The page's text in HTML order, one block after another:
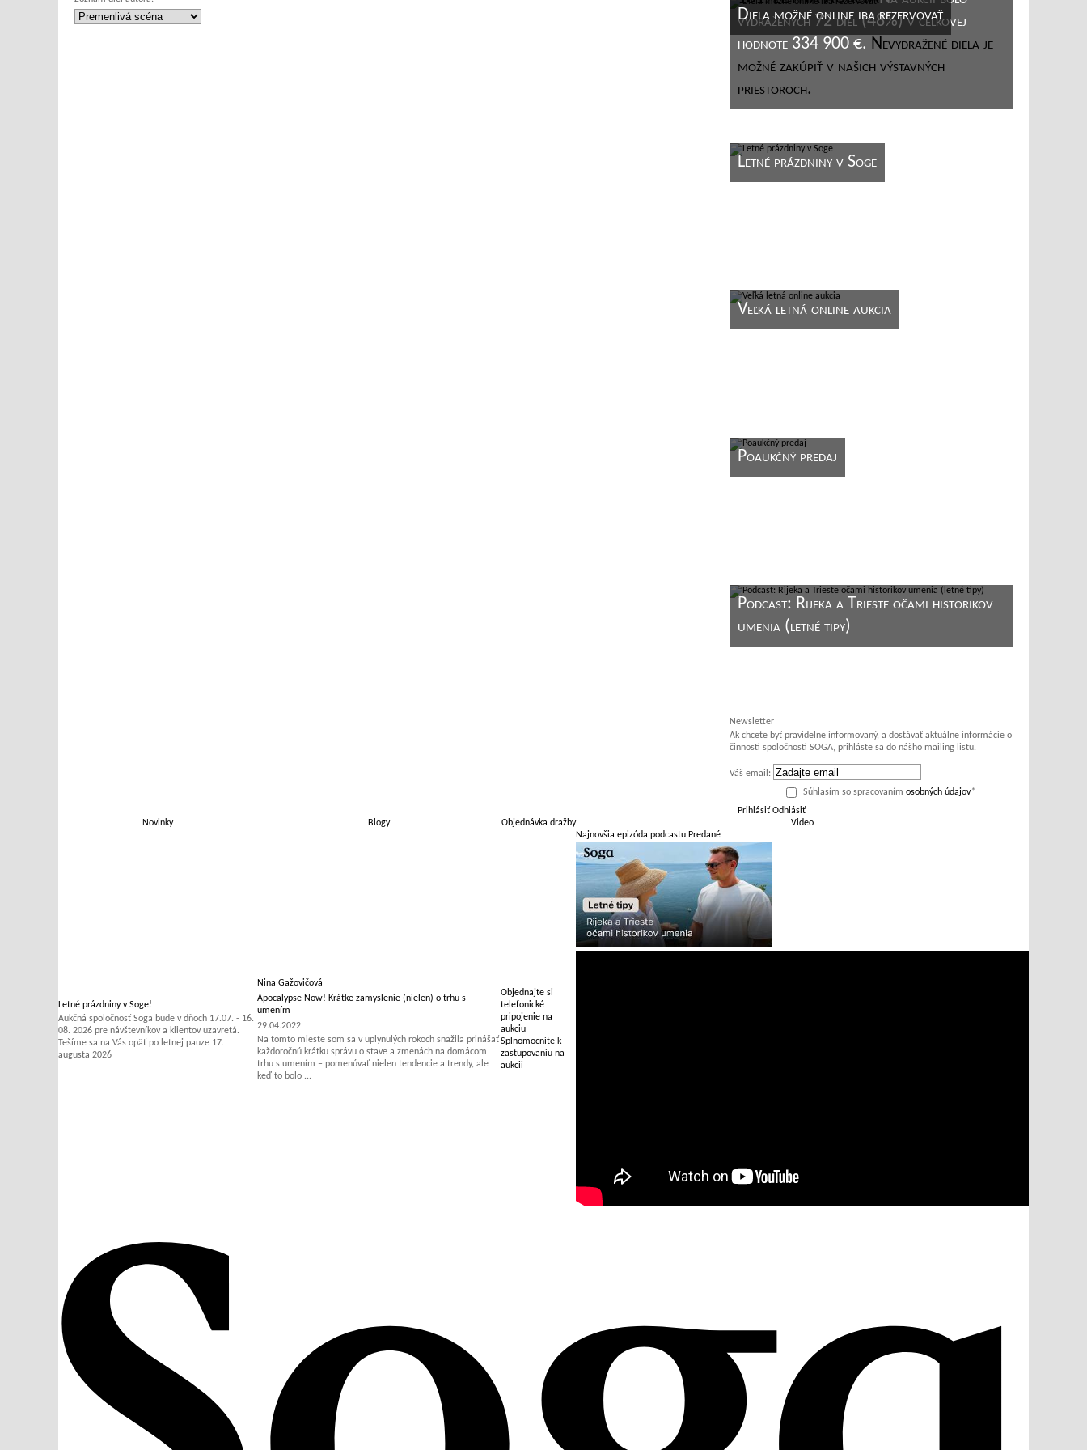
vydražených 72 diel (48%) v celkovej
hodnote 334 900 €. Nevydražené diela je
možné zakúpiť v našich výstavných
priestoroch.
Diela možné online iba rezervovať
Letné prázdniny v Soge
Veľká letná online aukcia
Poaukčný predaj
Podcast: Rijeka a Trieste očami historikov
umenia (letné tipy)
Newsletter
Ak chcete byť pravidelne informovaný, a dostávať aktuálne informácie o
činnosti spoločnosti SOGA, prihláste sa do nášho mailing listu.
Váš email:
Súhlasím so spracovaním osobných údajov*
Prihlásiť Odhlásiť
Novinky
Blogy Objednávka dražby Video
Letné prázdniny v Soge!
Aukčná spoločnosť Soga bude v dňoch 17.07. - 16.
08. 2026 pre návštevníkov a klientov uzavretá.
Tešíme sa na Vás opäť po letnej pauze 17.
augusta 2026
Nina Gažovičová
Apocalypse Now! Krátke zamyslenie (nielen) o trhu s
umením
29.04.2022
Na tomto mieste som sa v uplynulých rokoch snažila prinášať
každoročnú krátku správu o stave a zmenách na domácom
trhu s umením – pomenúvať nielen tendencie a trendy, ale
keď to bolo ...
Objednajte si
telefonické
pripojenie na
aukciu
Splnomocnite k
zastupovaniu na
aukcii
Najnovšia epizóda podcastu Predané